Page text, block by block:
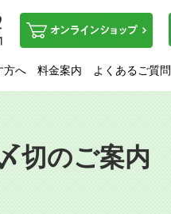
方へ 料金案内 よくあるご質問
切のご案内